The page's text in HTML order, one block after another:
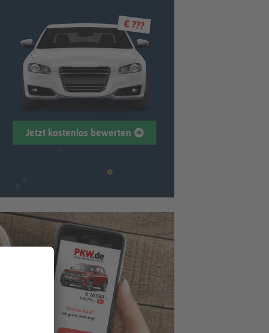
€ ???
Jetzt kostenlos bewerten